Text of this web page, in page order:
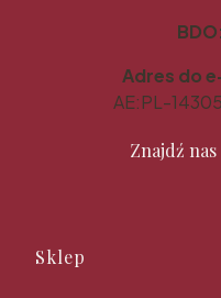
BDO:
Adres do
AE:PL-
Znajdź
Linki w
Sklep